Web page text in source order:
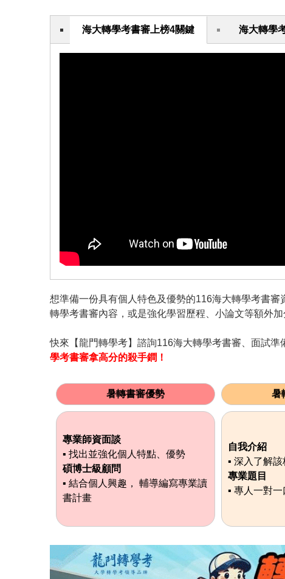
海大轉學考書審上榜4關鍵 海大轉學
想準備一份具有個人特色及優勢的116海大轉學考書
轉學考書審內容，或是強化學習歷程、小論文等額外加
快來【龍門轉學考】諮詢116海大轉學考書審、面試準
學考書審拿高分的殺手鐧！
暑轉書審優勢 暑
專業師資面談
▪ 找出並強化個人特點、優勢
碩博士級顧問
▪ 結合個人興趣， 輔導編寫專業讀
書計畫
自我介紹
▪ 深入了解
專業題目
▪ 專人一對